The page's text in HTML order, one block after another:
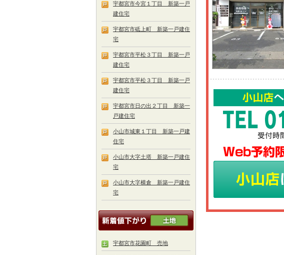
宇都宮市今宮１丁目 新築一戸
建住宅
宇都宮市砥上町 新築一戸建住
宅
宇都宮市平松３丁目 新築一戸
建住宅
宇都宮市平松３丁目 新築一戸
建住宅
宇都宮市日の出２丁目 新築一
戸建住宅
小山市城東１丁目 新築一戸建
住宅
小山市大字土塔 新築一戸建住
宅
小山市大字横倉 新築一戸建住
宅
宇都宮市花園町 売地